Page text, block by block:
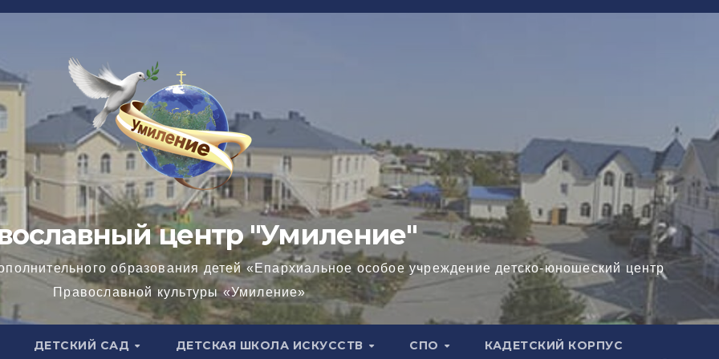
центр "Умиление"
образования детей «Епархиальное особое учреждение детско-юношеский центр
Православной культуры «Умиление»
ДЕТСКИЙ САД ДЕТСКАЯ ШКОЛА ИСКУССТВ СПО КАДЕТСКИЙ КОРПУС